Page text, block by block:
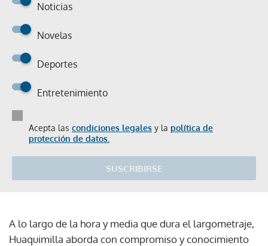
Noticias
Novelas
Deportes
Entretenimiento
Acepta las condiciones legales y la política de
protección de datos.
SUSCRIBIRSE
A lo largo de la hora y media que dura el largometraje,
Huaquimilla aborda con compromiso y conocimiento